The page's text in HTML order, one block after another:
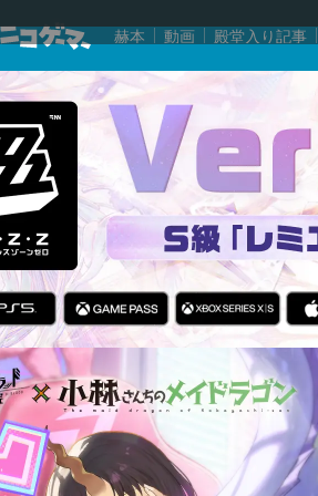
赫本 動画 殿堂入り記事